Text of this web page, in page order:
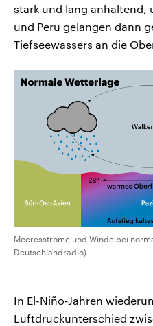
stark und lang anhaltend,
und Peru gelangen dann
Tiefseewassers an die
Meeresströme und Winde bei
Deutschlandradio)
In El-Niño-Jahren
Luftdruckunterschied